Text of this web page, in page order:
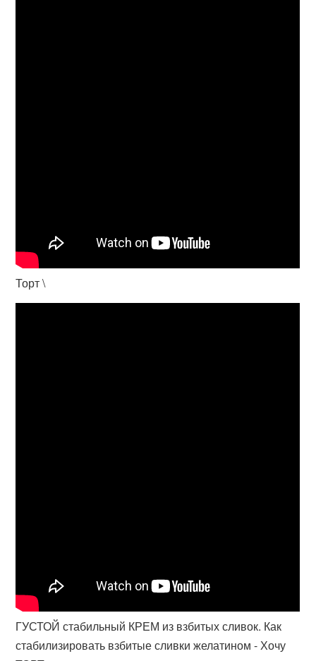
Торт \
ГУСТОЙ стабильный КРЕМ из взбитых сливок. Как
стабилизировать взбитые сливки желатином - Хочу